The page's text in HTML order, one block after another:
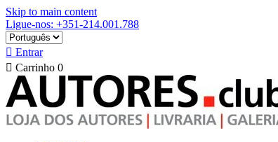
Skip to main content
Ligue-nos: +351-214.001.788
 Entrar
 Carrinho 0